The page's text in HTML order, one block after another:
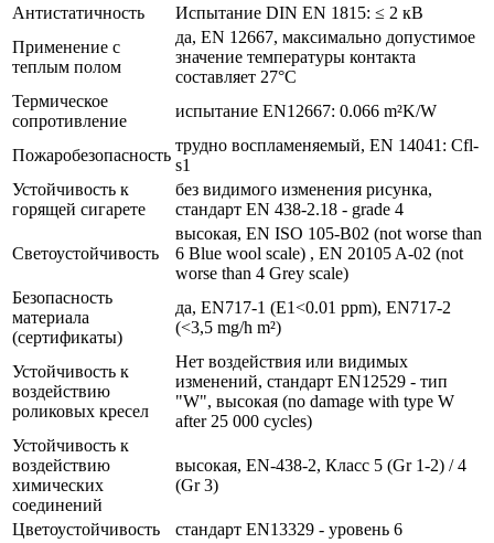
Антистатичность
Испытание DIN EN 1815: ≤ 2 кВ
Применение с
теплым полом
да, EN 12667, максимально допустимое
значение температуры контакта
составляет 27°С
Термическое
сопротивление
испытание EN12667: 0.066 m²K/W
Пожаробезопасность
трудно воспламеняемый, EN 14041: Cfl-
s1
Устойчивость к
горящей сигарете
без видимого изменения рисунка,
стандарт EN 438-2.18 - grade 4
Светоустойчивость
высокая, EN ISO 105-B02 (not worse than
6 Blue wool scale) , EN 20105 A-02 (not
worse than 4 Grey scale)
Безопасность
материала
(сертификаты)
да, EN717-1 (E1<0.01 ppm), EN717-2
(<3,5 mg/h m²)
Устойчивость к
воздействию
роликовых кресел
Нет воздействия или видимых
изменений, стандарт EN12529 - тип
"W", высокая (no damage with type W
after 25 000 cycles)
Устойчивость к
воздействию
химических
соединений
высокая, EN-438-2, Класс 5 (Gr 1-2) / 4
(Gr 3)
Цветоустойчивость
стандарт EN13329 - уровень 6